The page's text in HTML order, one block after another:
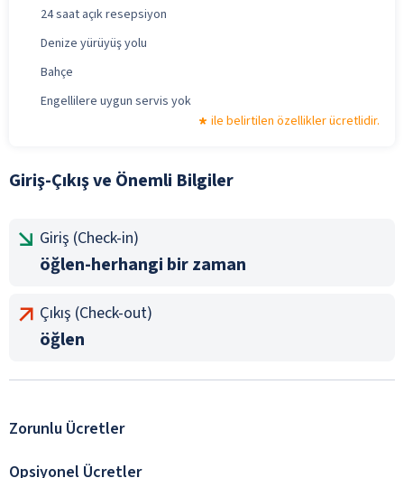
24 saat açık resepsiyon
Denize yürüyüş yolu
Bahçe
Engellilere uygun servis yok
ile belirtilen özellikler ücretlidir.
Giriş-Çıkış ve Önemli Bilgiler
Giriş (Check-in)
öğlen-herhangi bir zaman
Çıkış (Check-out)
öğlen
Zorunlu Ücretler
Opsiyonel Ücretler